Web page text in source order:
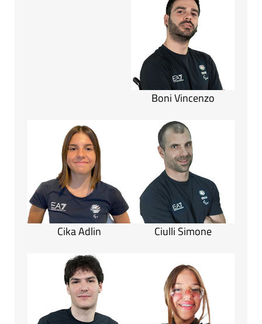
Boni Vincenzo
Cika Adlin Ciulli Simone